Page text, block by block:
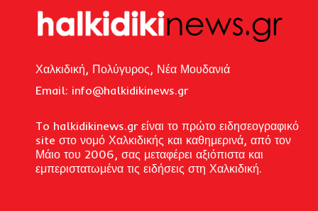
Χαλκιδική, Πολύγυρος, Νέα Μουδανιά
Email: info@halkidikinews.gr
To halkidikinews.gr είναι το πρώτο ειδησεογραφικό
site στο νομό Χαλκιδικής και καθημερινά, από τον
Μάιο του 2006, σας μεταφέρει αξιόπιστα και
εμπεριστατωμένα τις ειδήσεις στη Χαλκιδική.